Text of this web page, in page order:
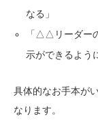
なる」
「△△リーダー
示ができるよう
具体的なお手本が
なります。